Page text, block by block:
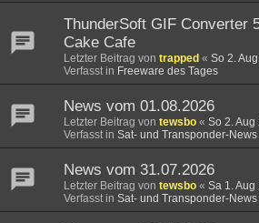
ThunderSoft GIF Converter
Cake Cafe
Letzter Beitrag von trapped « So 2.
Verfasst in Freeware des Tages
News vom 01.08.2026
Letzter Beitrag von tewsbo « So 2. Aug
Verfasst in Sat- und Transponder-
News vom 31.07.2026
Letzter Beitrag von tewsbo « Sa 1. Aug
Verfasst in Sat- und Transponder-